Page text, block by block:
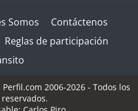
Somos
Contáctenos
Reglas de participación
2006-2026 - Todos los